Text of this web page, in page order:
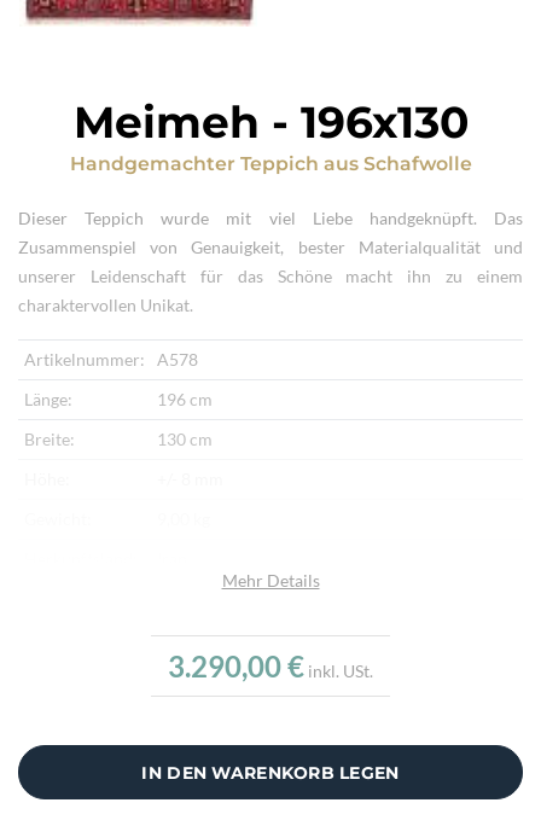
Meimeh - 196x130
Handgemachter Teppich aus Schafwolle
Dieser Teppich wurde mit viel Liebe handgeknüpft. Das
Zusammenspiel von Genauigkeit, bester Materialqualität und
unserer Leidenschaft für das Schöne macht ihn zu einem
charaktervollen Unikat.
Artikelnummer:
A578
Länge:
196 cm
Breite:
130 cm
Schafwolle
Neu
Verarbeitung:
Highlights:
Natürliche Schafwolle, Von Hand geknüpft,
Mehr Details
3.290,00 € inkl. USt.
IN DEN WARENKORB LEGEN